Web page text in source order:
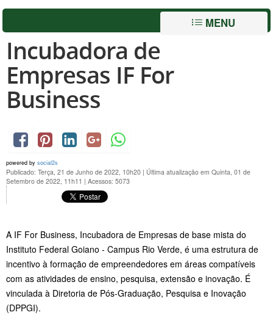
MENU
Incubadora de
Empresas IF For
Business
powered by social2s
Publicado: Terça, 21 de Junho de 2022, 10h20 | Última atualização em Quinta, 01 de
Setembro de 2022, 11h11 | Acessos: 5073
A IF For Business, Incubadora de Empresas de base mista do
Instituto Federal Goiano - Campus Rio Verde, é uma estrutura de
incentivo à formação de empreendedores em áreas compatíveis
com as atividades de ensino, pesquisa, extensão e inovação. É
vinculada à Diretoria de Pós-Graduação, Pesquisa e Inovação
(DPPGI).